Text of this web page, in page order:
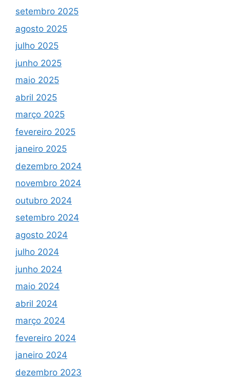
setembro 2025
agosto 2025
julho 2025
junho 2025
maio 2025
abril 2025
março 2025
fevereiro 2025
janeiro 2025
dezembro 2024
novembro 2024
outubro 2024
setembro 2024
agosto 2024
julho 2024
junho 2024
maio 2024
abril 2024
março 2024
fevereiro 2024
janeiro 2024
dezembro 2023